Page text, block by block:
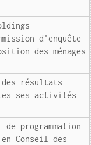
d'enquête
des ménages
des résultats
ses activités
programmation
Conseil des